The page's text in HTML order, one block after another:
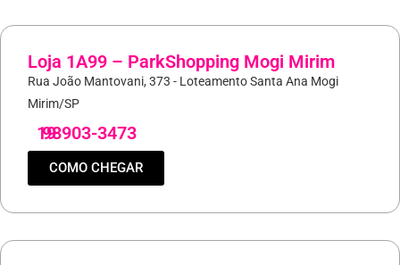
Loja 1A99 – ParkShopping Mogi Mirim
Rua João Mantovani, 373 - Loteamento Santa Ana Mogi
Mirim/SP
19
98903-3473
COMO CHEGAR